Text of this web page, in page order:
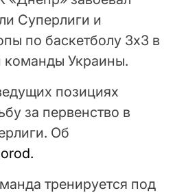
Суперлиги и
по баскетболу 3х3 в
команды Украины.
позициях
за первенство в
Об
тренируется под